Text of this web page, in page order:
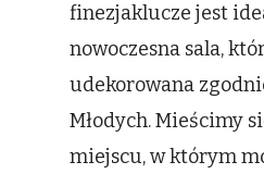
finezjaklucze jest
nowoczesna sala,
udekorowana
Młodych. Mieścimy
miejscu, w którym